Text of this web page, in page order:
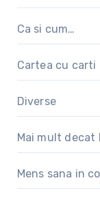
Ca si cum…
Cartea cu carti
Diverse
Mai mult decat
Mens sana in